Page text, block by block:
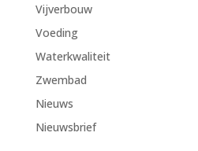
Vijverbouw
Voeding
Waterkwaliteit
Zwembad
Nieuws
Nieuwsbrief